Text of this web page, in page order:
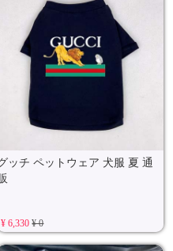
ッチ ペットウェア 犬服 夏 通
¥ 6,330¥ 0